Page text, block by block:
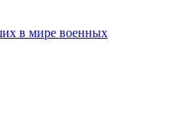
в мире военных